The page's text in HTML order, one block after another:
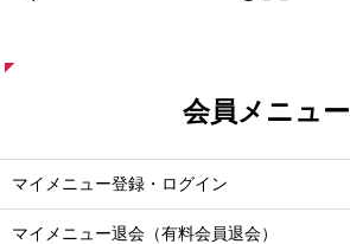
会員メニュー
マイメニュー登録・ログイン
マイメニュー退会（有料会員退会）